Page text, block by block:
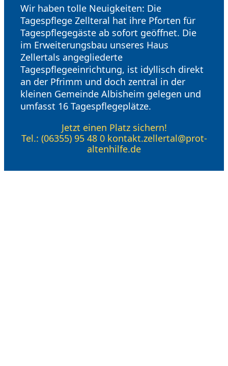
Wir haben tolle Neuigkeiten: Die
Tagespflege Zellteral hat ihre Pforten für
Tagespflegegäste ab sofort geöffnet. Die
im Erweiterungsbau unseres Haus
Zellertals angegliederte
Tagespflegeeinrichtung, ist idyllisch direkt
an der Pfrimm und doch zentral in der
kleinen Gemeinde Albisheim gelegen und
umfasst 16 Tagespflegeplätze.
Jetzt einen Platz sichern!
Tel.: (06355) 95 48 0 kontakt.zellertal@prot-
altenhilfe.de